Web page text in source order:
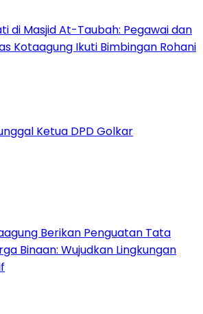
di Masjid At-Taubah: Pegawai dan
Kotaagung Ikuti Bimbingan Rohani
Ketua DPD Golkar
Berikan Penguatan Tata
Binaan: Wujudkan Lingkungan